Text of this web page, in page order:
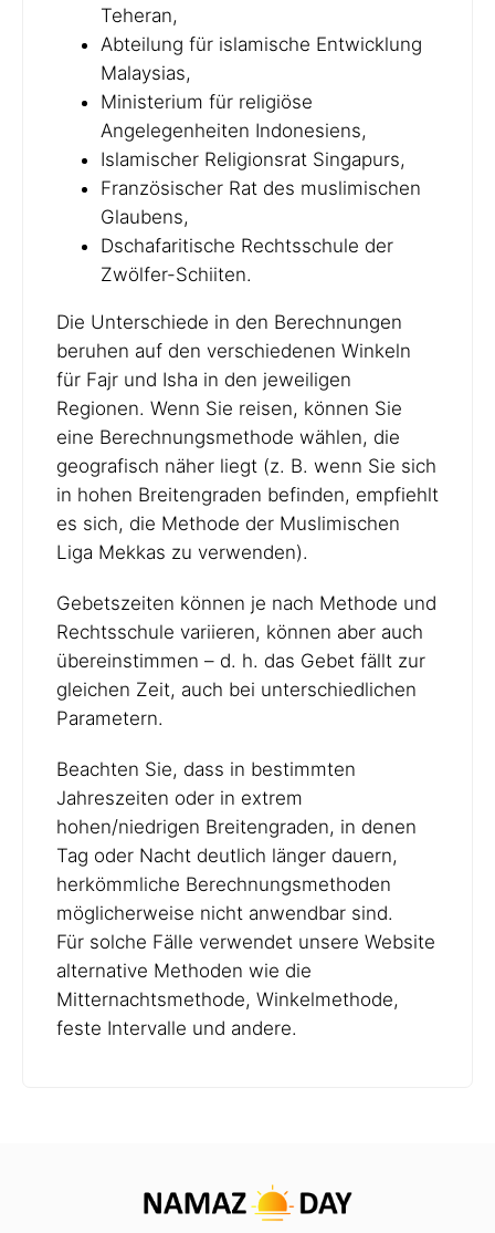
Teheran,
Abteilung für islamische Entwicklung
Malaysias,
Ministerium für religiöse
Angelegenheiten Indonesiens,
Islamischer Religionsrat Singapurs,
Französischer Rat des muslimischen
Glaubens,
Dschafaritische Rechtsschule der
Zwölfer-Schiiten.
Die Unterschiede in den Berechnungen
beruhen auf den verschiedenen Winkeln
für Fajr und Isha in den jeweiligen
Regionen. Wenn Sie reisen, können Sie
eine Berechnungsmethode wählen, die
geografisch näher liegt (z. B. wenn Sie sich
in hohen Breitengraden befinden, empfiehlt
es sich, die Methode der Muslimischen
Liga Mekkas zu verwenden).
Gebetszeiten können je nach Methode und
Rechtsschule variieren, können aber auch
übereinstimmen – d. h. das Gebet fällt zur
gleichen Zeit, auch bei unterschiedlichen
Parametern.
Beachten Sie, dass in bestimmten
Jahreszeiten oder in extrem
hohen/niedrigen Breitengraden, in denen
Tag oder Nacht deutlich länger dauern,
herkömmliche Berechnungsmethoden
möglicherweise nicht anwendbar sind.
Für solche Fälle verwendet unsere Website
alternative Methoden wie die
Mitternachtsmethode, Winkelmethode,
feste Intervalle und andere.